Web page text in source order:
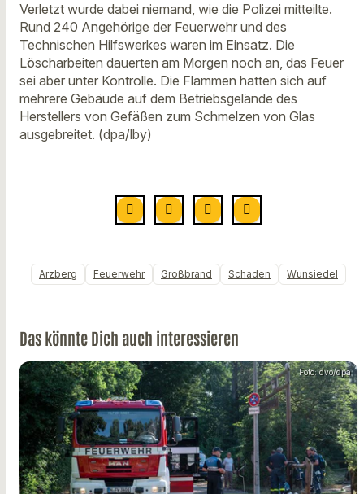
Verletzt wurde dabei niemand, wie die Polizei mitteilte.
Rund 240 Angehörige der Feuerwehr und des
Technischen Hilfswerkes waren im Einsatz. Die
Löscharbeiten dauerten am Morgen noch an, das Feuer
sei aber unter Kontrolle. Die Flammen hatten sich auf
mehrere Gebäude auf dem Betriebsgelände des
Herstellers von Gefäßen zum Schmelzen von Glas
ausgebreitet. (dpa/lby)
Arzberg Feuerwehr Großbrand Schaden Wunsiedel
Das könnte Dich auch interessieren
Foto: dvo/dpa